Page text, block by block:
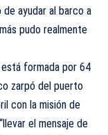
ayudar al barco a
pudo realmente
está formada por 64
zarpó del puerto
con la misión de
el mensaje de